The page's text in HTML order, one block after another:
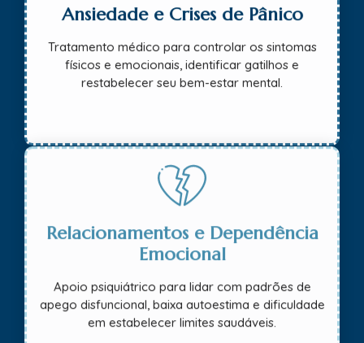
Ansiedade e Crises de Pânico
Tratamento médico para controlar os sintomas
físicos e emocionais, identificar gatilhos e
restabelecer seu bem-estar mental.
Relacionamentos e Dependência
Emocional
Apoio psiquiátrico para lidar com padrões de
apego disfuncional, baixa autoestima e dificuldade
em estabelecer limites saudáveis.